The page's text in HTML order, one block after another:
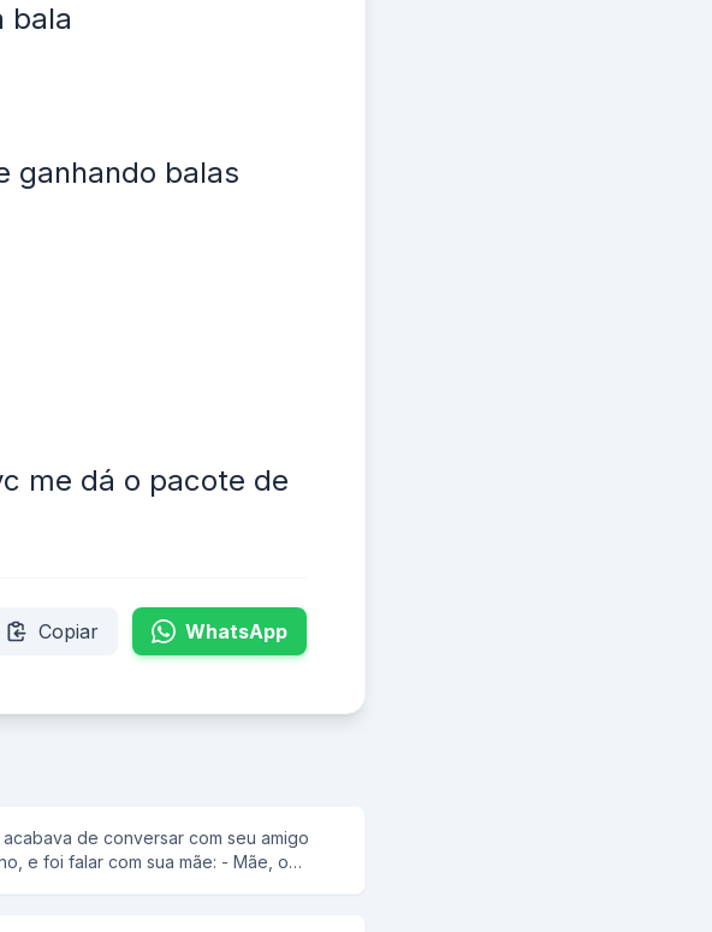
bala
ganhando balas
me dá o pacote de
Copiar WhatsApp
de conversar com seu amigo
e foi falar com sua mãe: - Mãe, o